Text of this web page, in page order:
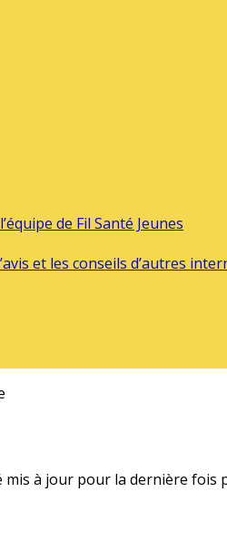
de Fil Santé Jeunes
et les conseils d’autres
mis à jour pour la dernière fois